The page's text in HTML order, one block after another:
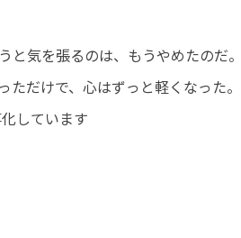
気を張るのは、もうやめたのだ。
だけで、心はずっと軽くなった。
しています